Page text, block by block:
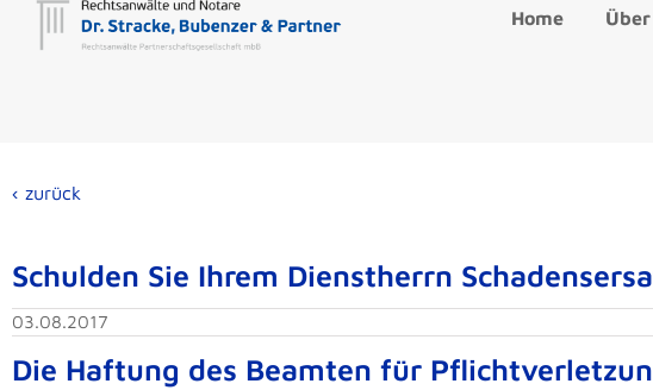
Home
‹ zurück
Schulden Sie Ihrem Dienstherrn
03.08.2017
Die Haftung des Beamten für